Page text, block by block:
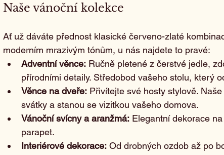
Naše vánoční kolekce
Ať už dáváte přednost klasické červeno-zlaté
moderním mrazivým tónům, u nás najdete to pravé:
Adventní věnce: Ručně pletené z čerstvé jedle,
přírodními detaily. Středobod vašeho stolu, který
Věnce na dveře: Přivítejte své hosty stylově.
svátky a stanou se vizitkou vašeho domova.
Vánoční svícny a aranžmá: Elegantní dekorace
parapet.
Interiérové dekorace: Od drobných ozdob až po